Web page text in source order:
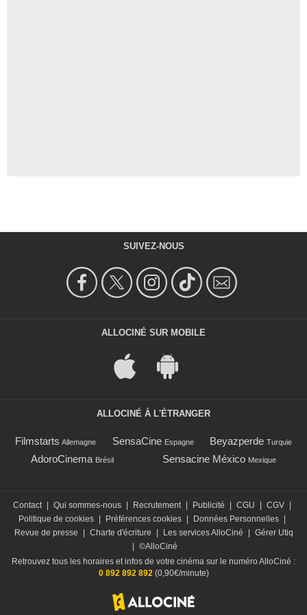
SUIVEZ-NOUS
ALLOCINÉ SUR MOBILE
ALLOCINÉ À L'ÉTRANGER
Filmstarts Allemagne SensaCine Espagne Beyazperde Turquie
AdoroCinema Brésil Sensacine México Mexique
Contact Qui sommes-nous Recrutement Publicité CGU CGV
Politique de cookies
Préférences cookies Données Personnelles
Revue de presse
Charte d'écriture Les services AlloCiné
Gérer Utiq
©AlloCiné
Retrouvez tous les horaires et infos de votre cinéma sur le numéro AlloCiné :
0 892 892 892(0,90€/minute)